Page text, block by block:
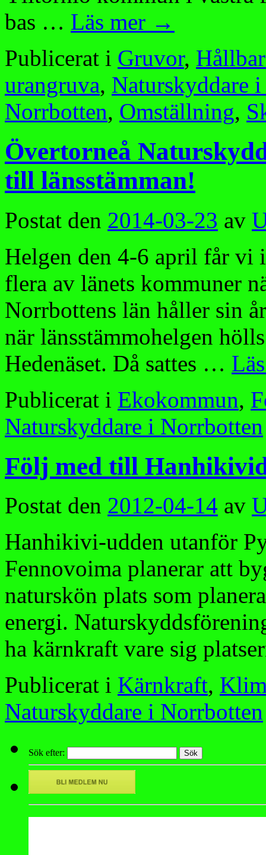
bas … Läs mer →
Publicerat i Gruvor,
urangruva, Naturskyddare
Norrbotten, Omställning,
Övertorneå
till länsstämman!
Postat den 2014-03-23 av
Helgen den 4-6 april får vi
flera av länets kommuner
Norrbottens län håller sin
när länsstämmohelgen
Hedenäset. Då sattes …
Publicerat i Ekokommun,
Naturskyddare i Norrbotten
Följ med till
Postat den 2012-04-14 av
Hanhikivi-udden utanför
Fennovoima planerar att
naturskön plats som
energi.
ha kärnkraft vare sig
Publicerat i Kärnkraft,
Naturskyddare i Norrbotten
Sök efter: